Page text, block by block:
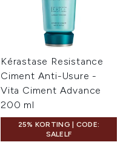
Kérastase Resistance
Ciment Anti-Usure -
Vita Ciment Advance
200 ml
25% KORTING | CODE:
SALELF